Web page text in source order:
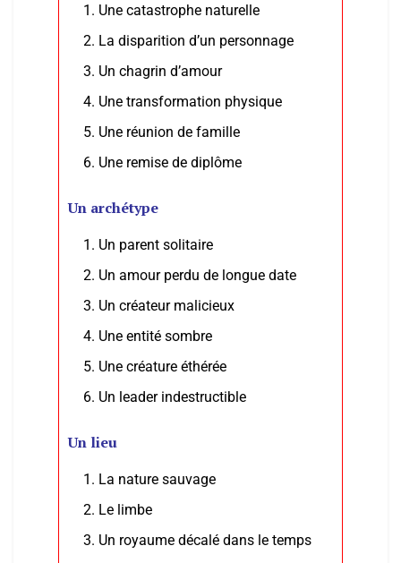
Une catastrophe naturelle
La disparition d’un personnage
Un chagrin d’amour
Une transformation physique
Une réunion de famille
Une remise de diplôme
Un archétype
Un parent solitaire
Un amour perdu de longue date
Un créateur malicieux
Une entité sombre
Une créature éthérée
Un leader indestructible
Un lieu
La nature sauvage
Le limbe
Un royaume décalé dans le temps